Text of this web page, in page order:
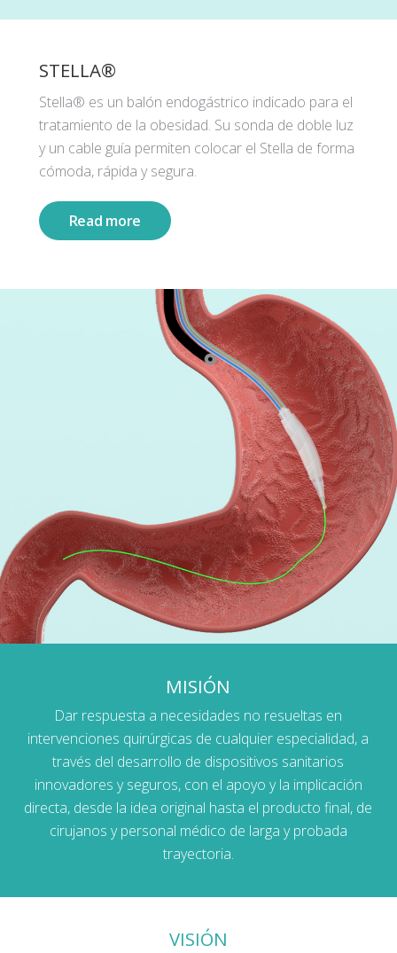
STELLA®
Stella® es un balón endogástrico indicado para el
tratamiento de la obesidad. Su sonda de doble luz
y un cable guía permiten colocar el Stella de forma
cómoda, rápida y segura.
Read more
MISIÓN
Dar respuesta a necesidades no resueltas en
intervenciones quirúrgicas de cualquier especialidad, a
través del desarrollo de dispositivos sanitarios
innovadores y seguros, con el apoyo y la implicación
directa, desde la idea original hasta el producto final, de
cirujanos y personal médico de larga y probada
trayectoria.
VISIÓN